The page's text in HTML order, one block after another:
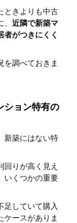
ときよりも中古
近隣で新築マ
者がつきにくく
を調べておきま
ション特有の
新築にはない特
りが高く見え
いくつかの重要
足していて購入
ケースがありま